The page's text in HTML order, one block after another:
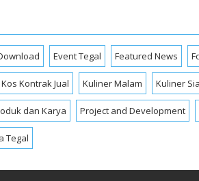
Event Tegal Featured News
Kos Kontrak Jual Kuliner Malam Kuliner
dan Karya Project and Development
Tegal